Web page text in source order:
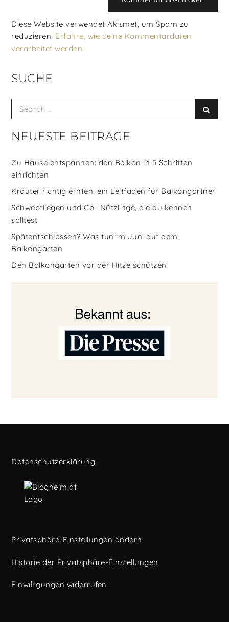
Diese Website verwendet Akismet, um Spam zu
reduzieren. Erfahre, wie deine Kommentardaten
verarbeitet werden.
SUCHE
Search
for:
NEUESTE BEITRÄGE
Zu Hause entspannen: den Balkon in 5 Schritten
einrichten
Kräuter richtig ernten: ein Leitfaden für Balkongärtner
Schwebfliegen und Co.: Nützlinge, die du kennen
solltest
Spätentschlossen? Was tun im Juni auf dem
Balkongarten
Den Balkongarten vor der Hitze schützen
Datenschutzerklärung
Privatsphäre-Einstellungen ändern
Historie der Privatsphäre-Einstellungen
Einwilligungen widerrufen